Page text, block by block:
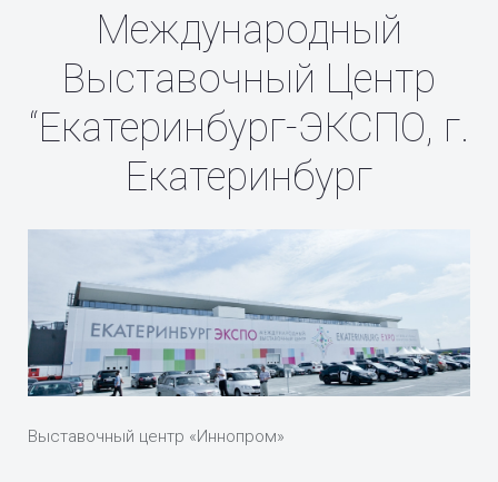
Международный
Выставочный Центр
“Екатеринбург-ЭКСПО, г.
Екатеринбург
Выставочный центр «Иннопром»